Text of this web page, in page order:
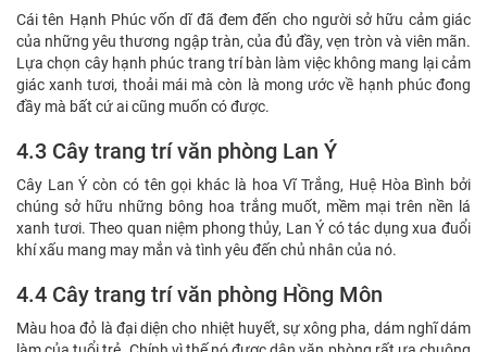
Cái tên Hạnh Phúc vốn dĩ đã đem đến cho người sở hữu cảm giác
của những yêu thương ngập tràn, của đủ đầy, vẹn tròn và viên mãn.
Lựa chọn cây hạnh phúc trang trí bàn làm việc không mang lại cảm
giác xanh tươi, thoải mái mà còn là mong ước về hạnh phúc đong
đầy mà bất cứ ai cũng muốn có được.
4.3 Cây trang trí văn phòng Lan Ý
Cây Lan Ý còn có tên gọi khác là hoa Vĩ Trắng, Huệ Hòa Bình bởi
chúng sở hữu những bông hoa trắng muốt, mềm mại trên nền lá
xanh tươi. Theo quan niệm phong thủy, Lan Ý có tác dụng xua đuổi
khí xấu mang may mắn và tình yêu đến chủ nhân của nó.
4.4 Cây trang trí văn phòng Hồng Môn
Màu hoa đỏ là đại diện cho nhiệt huyết, sự xông pha, dám nghĩ dám